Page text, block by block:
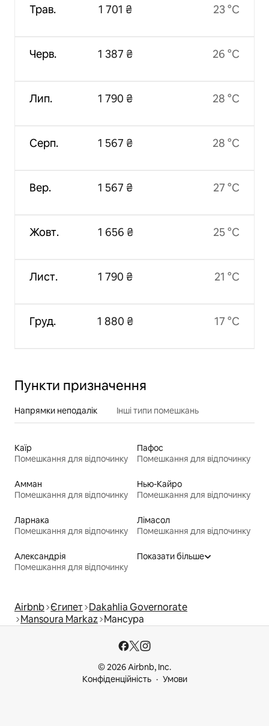
Трав.
Черв.
Лип.
Серп.
Вер.
Жовт.
Лист.
Груд.
1 701 ₴
1 387 ₴
1 790 ₴
1 567 ₴
1 567 ₴
1 656 ₴
1 790 ₴
1 880 ₴
23 °C
26 °C
28 °C
28 °C
27 °C
25 °C
21 °C
17 °C
Пункти призначення
Напрямки неподалік Інші типи помешкань
Каїр
Помешкання для відпочинку
Пафос
Помешкання для відпочинку
Амман
Помешкання для відпочинку
Нью-Кайро
Помешкання для відпочинку
Ларнака
Помешкання для відпочинку
Лімасол
Помешкання для відпочинку
Александрія
Помешкання для відпочинку
Показати більше
Airbnb Єгипет Dakahlia Governorate
Mansoura Markaz Мансура
© 2026 Airbnb, Inc.
Конфіденційність
Умови